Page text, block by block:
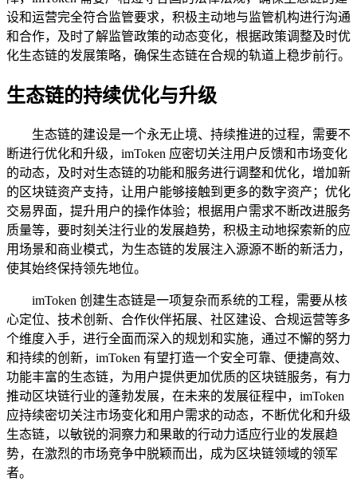
设和运营完全符合监管要求，积极主动地与监管机构进行沟通
和合作，及时了解监管政策的动态变化，根据政策调整及时优
化生态链的发展策略，确保生态链在合规的轨道上稳步前行。
生态链的持续优化与升级
生态链的建设是一个永无止境、持续推进的过程，需要不
断进行优化和升级，imToken 应密切关注用户反馈和市场变化
的动态，及时对生态链的功能和服务进行调整和优化，增加新
的区块链资产支持，让用户能够接触到更多的数字资产；优化
交易界面，提升用户的操作体验；根据用户需求不断改进服务
质量等，要时刻关注行业的发展趋势，积极主动地探索新的应
用场景和商业模式，为生态链的发展注入源源不断的新活力，
使其始终保持领先地位。
imToken 创建生态链是一项复杂而系统的工程，需要从核
心定位、技术创新、合作伙伴拓展、社区建设、合规运营等多
个维度入手，进行全面而深入的规划和实施，通过不懈的努力
和持续的创新，imToken 有望打造一个安全可靠、便捷高效、
功能丰富的生态链，为用户提供更加优质的区块链服务，有力
推动区块链行业的蓬勃发展，在未来的发展征程中，imToken
应持续密切关注市场变化和用户需求的动态，不断优化和升级
生态链，以敏锐的洞察力和果敢的行动力适应行业的发展趋
势，在激烈的市场竞争中脱颖而出，成为区块链领域的领军
者。